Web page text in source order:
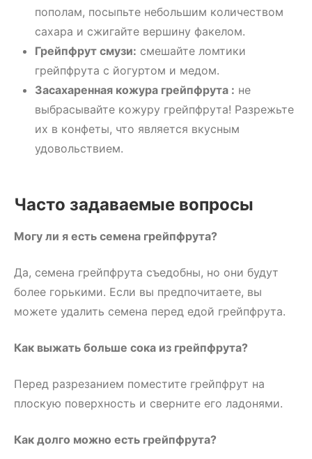
пополам, посыпьте небольшим количеством
сахара и сжигайте вершину факелом.
Грейпфрут смузи: смешайте ломтики
грейпфрута с йогуртом и медом.
Засахаренная кожура грейпфрута : не
выбрасывайте кожуру грейпфрута! Разрежьте
их в конфеты, что является вкусным
удовольствием.
Часто задаваемые вопросы
Могу ли я есть семена грейпфрута?
Да, семена грейпфрута съедобны, но они будут
более горькими. Если вы предпочитаете, вы
можете удалить семена перед едой грейпфрута.
Как выжать больше сока из грейпфрута?
Перед разрезанием поместите грейпфрут на
плоскую поверхность и сверните его ладонями.
Как долго можно есть грейпфрута?